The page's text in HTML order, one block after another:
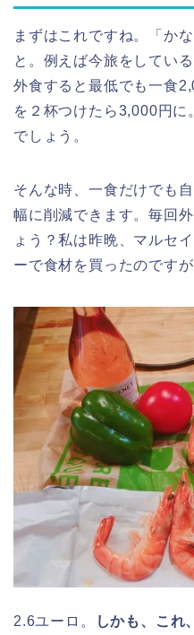
まずはこれですね。「か
と。例えば今旅をしてい
外食すると最低でも一食
を２杯つけたら3,000円に
でしょう。
そんな時、一食だけでも
幅に削減できます。毎回
ょう？私は昨晩、マルセ
ーで食材を買ったのです
2.6ユーロ。
しかも、これ